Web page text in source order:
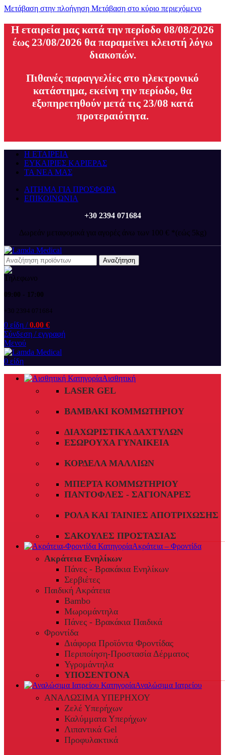
Μετάβαση στην πλοήγηση Μετάβαση στο κύριο περιεχόμενο
H εταιρεία μας κατά την περίοδο 08/08/2026
έως 23/08/2026 θα παραμείνει κλειστή λόγω
διακοπών.
Πιθανές παραγγελίες στο ηλεκτρονικό
κατάστημα, εκείνη την περίοδο, θα
εξυπηρετηθούν μετά τις 23/08 κατά
προτεραιότητα.
Η ΕΤΑΙΡΕΙΑ
ΕΥΚΑΙΡΙΕΣ ΚΑΡΙΕΡΑΣ
ΤΑ ΝΕΑ ΜΑΣ
ΑΙΤΗΜΑ ΓΙΑ ΠΡΟΣΦΟΡΑ
ΕΠΙΚΟΙΝΩΝΙΑ
+30 2394 071684
Δωρεάν μεταφορικά για αγορές άνω των 100 € *(εώς 5kg)
Αναζήτηση
09:00 - 17:00
+30 2394 071684
0 είδη / 0.00 €
Σύνδεση / εγγραφή
Μενού
0 είδη
Αισθητική
LASER GEL
ΒΑΜΒΆΚΙ ΚΟΜΜΩΤΗΡΊΟΥ
ΔΙΑΧΩΡΙΣΤΙΚΆ ΔΑΧΤΎΛΩΝ
ΕΣΏΡΟΥΧΑ ΓΥΝΑΙΚΕΊΑ
ΚΟΡΔΈΛΑ ΜΑΛΛΙΏΝ
ΜΠΈΡΤΑ ΚΟΜΜΩΤΗΡΊΟΥ
ΠΑΝΤΌΦΛΕΣ - ΣΑΓΙΟΝΆΡΕΣ
ΡΟΛΆ ΚΑΙ ΤΑΙΝΊΕΣ ΑΠΟΤΡΊΧΩΣΗΣ
ΣΑΚΟΎΛΕΣ ΠΡΟΣΤΑΣΊΑΣ
Ακράτεια – Φροντίδα
Ακράτεια Ενηλίκων
Πάνες - Βρακάκια Ενηλίκων
Σερβιέτες
Παιδική Ακράτεια
Bambo
Μωρομάντηλα
Πάνες - Βρακάκια Παιδικά
Φροντίδα
Διάφορα Προϊόντα Φροντίδας
Περιποίηση-Προστασία Δέρματος
Υγρομάντηλα
ΥΠΟΣΕΝΤΟΝΑ
Αναλώσιμα Ιατρείου
ΑΝΑΛΩΣΙΜΑ ΥΠΕΡΗΧΟΥ
Ζελέ Υπερήχων
Καλύμματα Υπερήχων
Λιπαντικά Gel
Προφυλακτικά